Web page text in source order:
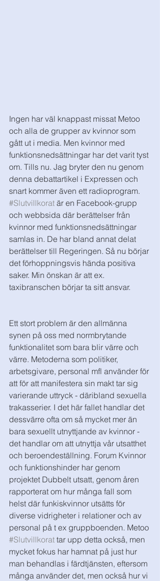
Ingen har väl knappast missat Metoo
och alla de grupper av kvinnor som
gått ut i media. Men kvinnor med
funktionsnedsättningar har det varit tyst
om. Tills nu. Jag bryter den nu genom
denna debattartikel i Expressen och
snart kommer även ett radioprogram.
#Slutvillkorat är en Facebook-grupp
och webbsida där berättelser från
kvinnor med funktionsnedsättningar
samlas in. De har bland annat delat
berättelser till Regeringen. Så nu börjar
det förhoppningsvis hända positiva
saker. Min önskan är att ex.
taxibranschen börjar ta sitt ansvar.
Ett stort problem är den allmänna
synen på oss med normbrytande
funktionalitet som bara blir värre och
värre. Metoderna som politiker,
arbetsgivare, personal mfl använder för
att för att manifestera sin makt tar sig
varierande uttryck - däribland sexuella
trakasserier. I det här fallet handlar det
dessvärre ofta om så mycket mer än
bara sexuellt utnyttjande av kvinnor -
det handlar om att utnyttja vår utsatthet
och beroendeställning. Forum Kvinnor
och funktionshinder har genom
projektet Dubbelt utsatt, genom åren
rapporterat om hur många fall som
helst där funkiskvinnor utsätts för
diverse vidrigheter i relationer och av
personal på t ex gruppboenden. Metoo
#Slutvillkorat tar upp detta också, men
mycket fokus har hamnat på just hur
man behandlas i färdtjänsten, eftersom
många använder det, men också hur vi